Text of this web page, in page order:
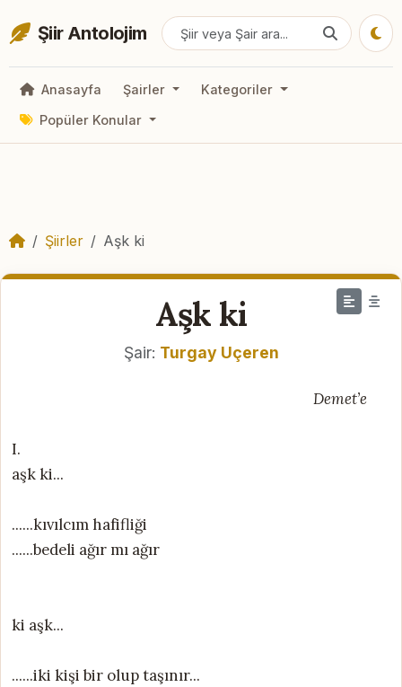
Şiir Antolojim
Anasayfa Şairler
Kategoriler
Popüler Konular
Şiirler Aşk ki
Aşk ki
Şair: Turgay Uçeren
Demet’e
I.
aşk ki...
......kıvılcım hafifliği
......bedeli ağır mı ağır
ki aşk...
......iki kişi bir olup taşınır...